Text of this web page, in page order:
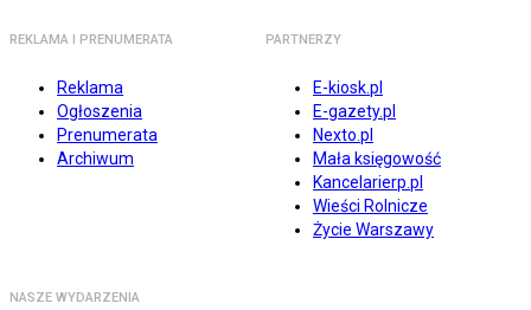
REKLAMA I PRENUMERATA
Reklama
Ogłoszenia
Prenumerata
Archiwum
PARTNERZY
E-kiosk.pl
E-gazety.pl
Nexto.pl
Mała księgowość
Kancelarierp.pl
Wieści Rolnicze
Życie Warszawy
NASZE WYDARZENIA